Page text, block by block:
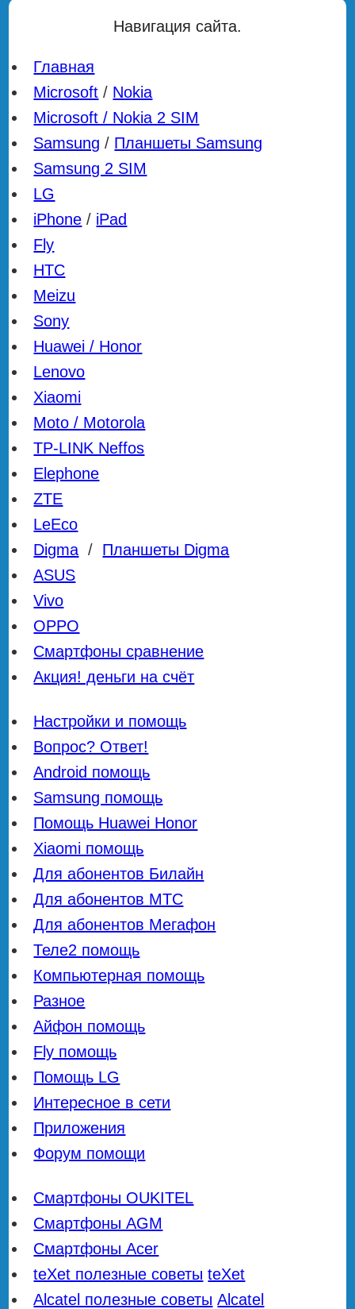
Навигация сайта.
Главная
Microsoft / Nokia
Microsoft / Nokia 2 SIM
Samsung / Планшеты Samsung
Samsung 2 SIM
LG
iPhone / iPad
Fly
HTC
Meizu
Sony
Huawei / Honor
Lenovo
Xiaomi
Moto / Motorola
TP-LINK Neffos
Elephone
ZTE
LeEco
Digma / Планшеты Digma
ASUS
Vivo
OPPO
Смартфоны сравнение
Акция! деньги на счёт
Настройки и помощь
Вопрос? Ответ!
Android помощь
Samsung помощь
Помощь Huawei Honor
Xiaomi помощь
Для абонентов Билайн
Для абонентов МТС
Для абонентов Мегафон
Теле2 помощь
Компьютерная помощь
Разное
Айфон помощь
Fly помощь
Помощь LG
Интересное в сети
Приложения
Форум помощи
Смартфоны OUKITEL
Смартфоны AGM
Смартфоны Acer
teXet полезные советы teXet
Alcatel полезные советы Alcatel